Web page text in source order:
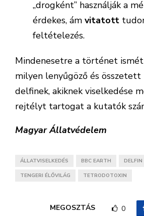
„drogként” használják a
érdekes, ám vitatott
feltételezés.
Mindenesetre a történet
milyen lenyűgöző és összetett
delfinek, akiknek viselkedése
rejtélyt tartogat a kutatók
Magyar Állatvédelem
ÁLLATVISELKEDÉS BBC EARTH DELFIN
TENGERI ÉLŐVILÁG TETRODOTOXIN
MEGOSZTÁS 0